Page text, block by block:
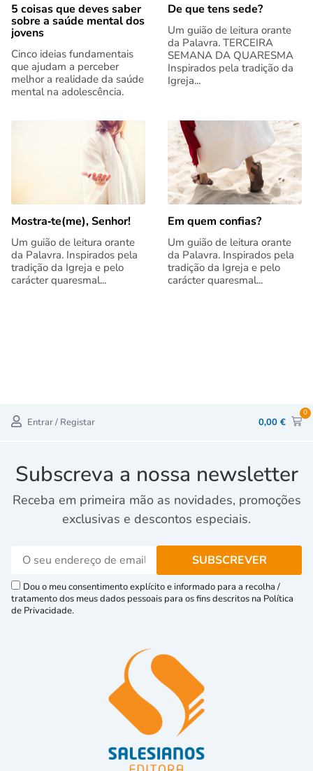
5 coisas que deves saber
sobre a saúde mental dos
jovens
Cinco ideias fundamentais
que ajudam a perceber
melhor a realidade da saúde
mental na adolescência.
De que tens sede?
Um guião de leitura orante
da Palavra. TERCEIRA
SEMANA DA QUARESMA
Inspirados pela tradição da
Igreja...
Mostra‑te(me), Senhor!
Um guião de leitura orante
da Palavra. Inspirados pela
tradição da Igreja e pelo
carácter quaresmal...
Em quem confias?
Um guião de leitura orante
da Palavra. Inspirados pela
tradição da Igreja e pelo
carácter quaresmal...
Entrar / Registar 0,00 €
0
Subscreva a nossa newsletter
Receba em primeira mão as novidades, promoções
exclusivas e descontos especiais.
Dou o meu consentimento explícito e informado para a recolha /
tratamento dos meus dados pessoais para os fins descritos na Política
de Privacidade.